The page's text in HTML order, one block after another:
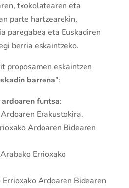
txokolatearen eta
parte hartzearekin,
paregabea eta Euskadiren
berria eskaintzeko.
proposamen eskaintzen
barrena”:
funtsa:
Erakustokira.
Ardoaren Bidearen
Errioxako
Ardoaren Bidearen